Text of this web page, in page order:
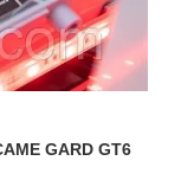
GARD GT6